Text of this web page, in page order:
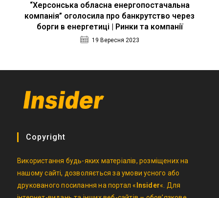
“Херсонська обласна енергопостачальна
компанія” оголосила про банкрутство через
борги в енергетиці | Ринки та компанії
19 Вересня 2023
Copyright
Використання будь-яких матеріалів, розміщених на
нашому сайті, дозволяється за умови усного або
друкованого посилання на портал « Insider«. Для